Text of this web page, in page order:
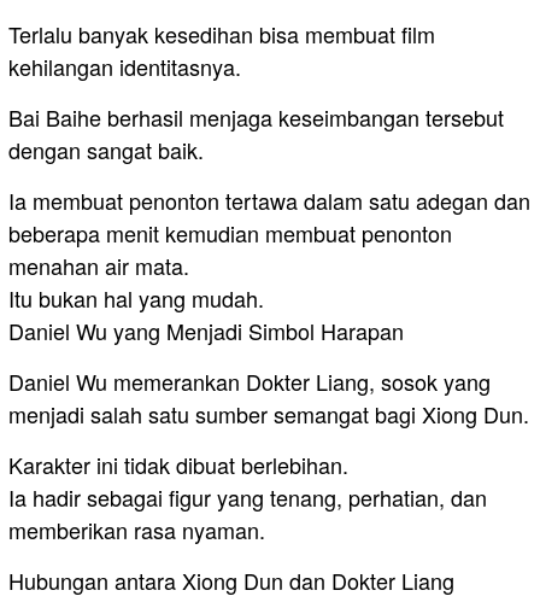
Terlalu banyak kesedihan bisa membuat film
kehilangan identitasnya.
Bai Baihe berhasil menjaga keseimbangan tersebut
dengan sangat baik.
Ia membuat penonton tertawa dalam satu adegan dan
beberapa menit kemudian membuat penonton
menahan air mata.
Itu bukan hal yang mudah.
Daniel Wu yang Menjadi Simbol Harapan
Daniel Wu memerankan Dokter Liang, sosok yang
menjadi salah satu sumber semangat bagi Xiong Dun.
Karakter ini tidak dibuat berlebihan.
Ia hadir sebagai figur yang tenang, perhatian, dan
memberikan rasa nyaman.
Hubungan antara Xiong Dun dan Dokter Liang